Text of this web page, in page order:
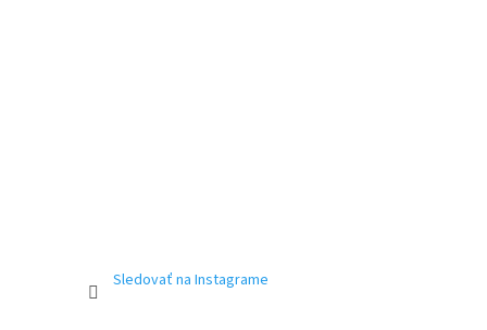
Sledovať na Instagrame